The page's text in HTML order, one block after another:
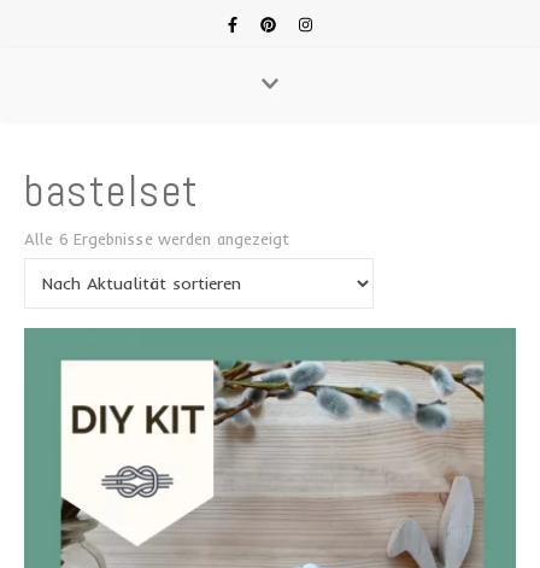
bastelset
Alle 6 Ergebnisse werden angezeigtNach Aktualität sortiert